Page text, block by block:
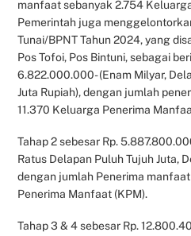
manfaat sebanyak 2.754
Pemerintah juga
Tunai/BPNT Tahun 2024, yang
Pos Tofoi, Pos Bintuni, sebagai
6.822.000.000- (Enam Milyar,
Juta Rupiah), dengan jumlah
11.370 Keluarga Penerima
Tahap 2 sebesar Rp.
Ratus Delapan Puluh Tujuh Juta,
dengan jumlah Penerima
Penerima Manfaat (KPM).
Tahap 3 & 4 sebesar Rp.